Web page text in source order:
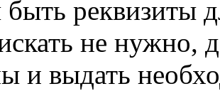
реквизиты
не нужно,
и выдать